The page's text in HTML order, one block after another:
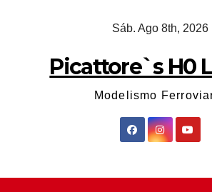
Sáb. Ago 8th, 2026
Picattore`s H0
Modelismo